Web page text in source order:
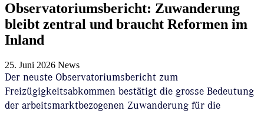
Observatoriumsbericht: Zuwanderung
bleibt zentral und braucht Reformen im
Inland
25. Juni 2026 News
Der neuste Observatoriumsbericht zum
Freizügigkeitsabkommen bestätigt die grosse Bedeutung
der arbeitsmarktbezogenen Zuwanderung für die